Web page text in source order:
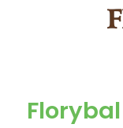
Florybal